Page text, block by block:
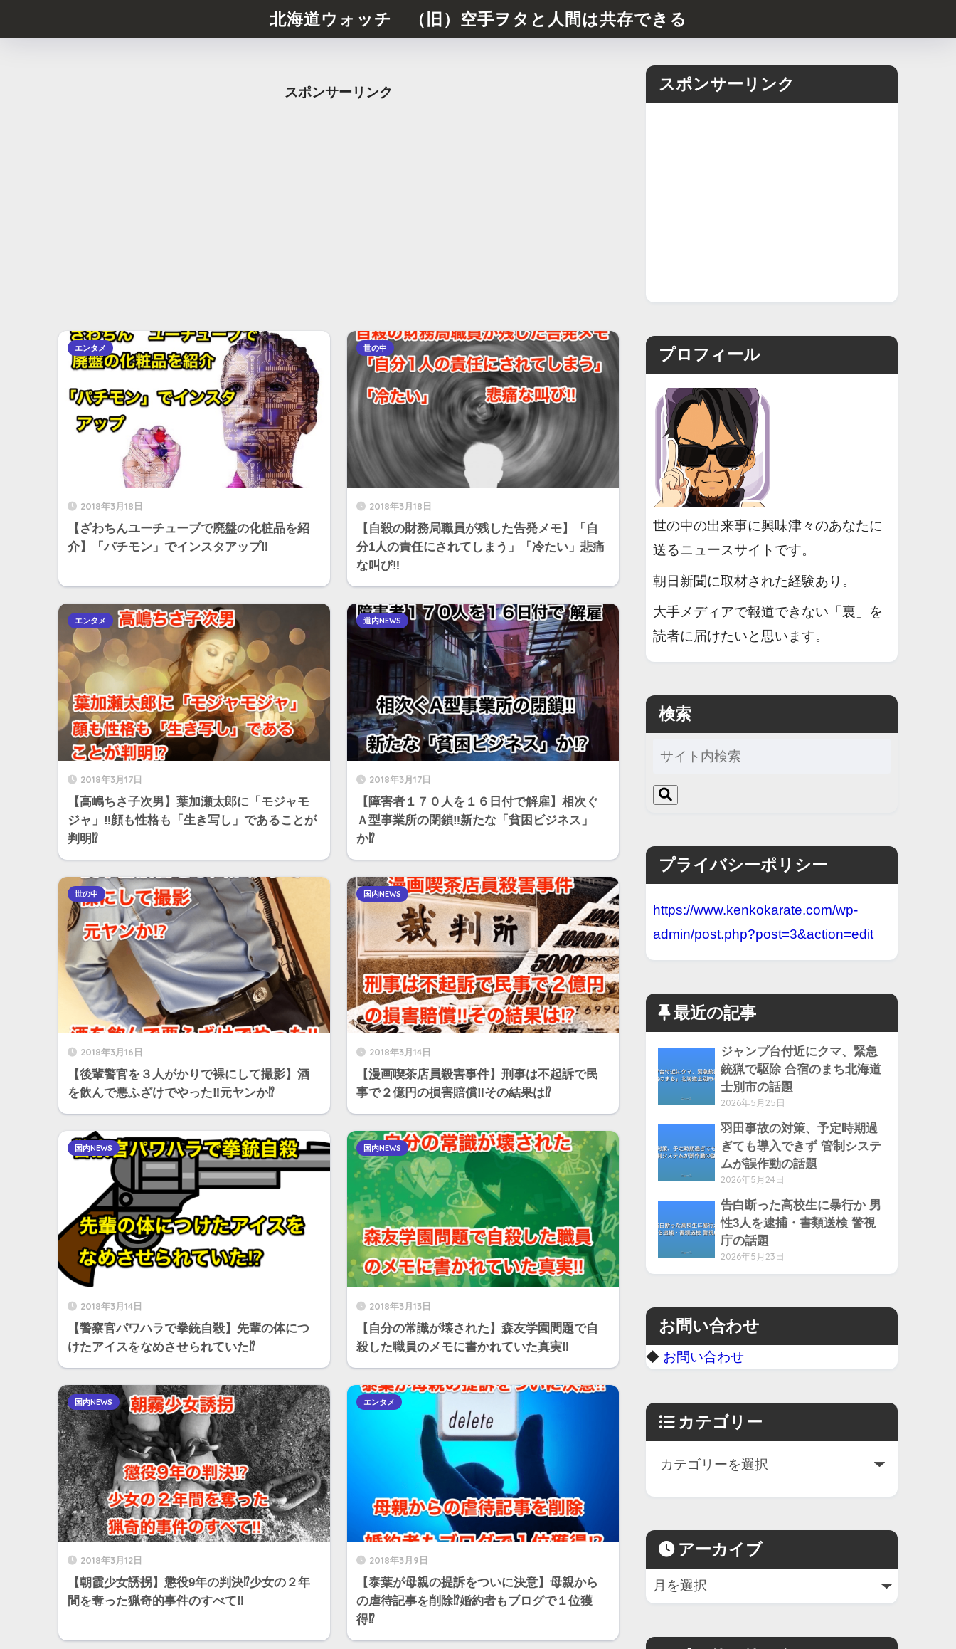
北海道ウォッチ （旧）空手ヲタと人間は共存できる
スポンサーリンク
2018年3月18日
【ざわちんユーチューブで廃盤の化粧品を紹
介】「パチモン」でインスタアップ‼︎
エンタメ
2018年3月18日
【自殺の財務局職員が残した告発メモ】「自
分1人の責任にされてしまう」「冷たい」悲痛
な叫び‼︎
世の中
2018年3月17日
【高嶋ちさ子次男】葉加瀬太郎に「モジャモ
ジャ」‼︎顔も性格も「生き写し」であることが
判明⁉︎
エンタメ
2018年3月17日
【障害者１７０人を１６日付で解雇】相次ぐ
Ａ型事業所の閉鎖‼︎新たな「貧困ビジネス」
か⁉︎
道内NEWS
2018年3月16日
【後輩警官を３人がかりで裸にして撮影】酒
を飲んで悪ふざけでやった‼︎元ヤンか⁉︎
世の中
2018年3月14日
【漫画喫茶店員殺害事件】刑事は不起訴で民
事で２億円の損害賠償‼︎その結果は⁉︎
国内NEWS
2018年3月14日
【警察官パワハラで拳銃自殺】先輩の体につ
けたアイスをなめさせられていた⁉︎
国内NEWS
2018年3月13日
【自分の常識が壊された】森友学園問題で自
殺した職員のメモに書かれていた真実‼︎
国内NEWS
2018年3月12日
【朝霞少女誘拐】懲役9年の判決⁉︎少女の２年
間を奪った猟奇的事件のすべて‼︎
国内NEWS
2018年3月9日
【泰葉が母親の提訴をついに決意】母親から
の虐待記事を削除⁉︎婚約者もブログで１位獲
得⁉︎
エンタメ
スポンサーリンク
プロフィール
世の中の出来事に興味津々のあなたに
送るニュースサイトです。
朝日新聞に取材された経験あり。
大手メディアで報道できない「裏」を
読者に届けたいと思います。
検索
プライバシーポリシー
https://www.kenkokarate.com/wp-
admin/post.php?post=3&action=edit
最近の記事
ジャンプ台付近にクマ、緊急
銃猟で駆除 合宿のまち北海道
士別市の話題
2026年5月25日
羽田事故の対策、予定時期過
ぎても導入できず 管制システ
ムが誤作動の話題
2026年5月24日
告白断った高校生に暴行か 男
性3人を逮捕・書類送検 警視
庁の話題
2026年5月23日
お問い合わせ
◆ お問い合わせ
カテゴリー
アーカイブ